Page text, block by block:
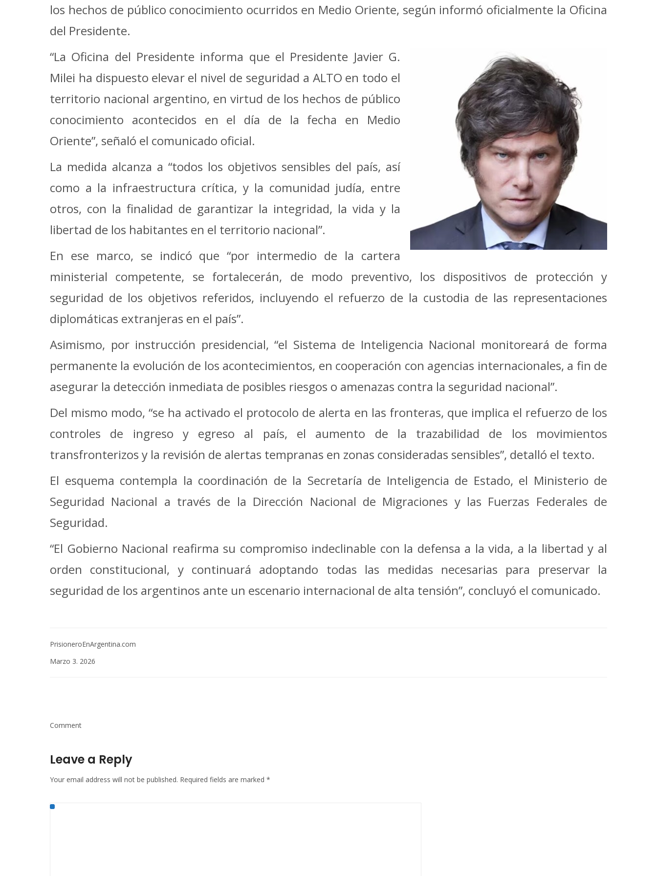
los hechos de público conocimiento ocurridos en Medio Oriente, según informó oficialmente la Oficina
del Presidente.
“La Oficina del Presidente informa que el Presidente Javier G.
Milei ha dispuesto elevar el nivel de seguridad a ALTO en todo el
territorio nacional argentino, en virtud de los hechos de público
conocimiento acontecidos en el día de la fecha en Medio
Oriente”, señaló el comunicado oficial.
La medida alcanza a “todos los objetivos sensibles del país, así
como a la infraestructura crítica, y la comunidad judía, entre
otros, con la finalidad de garantizar la integridad, la vida y la
libertad de los habitantes en el territorio nacional”.
En ese marco, se indicó que “por intermedio de la cartera
ministerial competente, se fortalecerán, de modo preventivo, los dispositivos de protección y
seguridad de los objetivos referidos, incluyendo el refuerzo de la custodia de las representaciones
diplomáticas extranjeras en el país”.
Asimismo, por instrucción presidencial, “el Sistema de Inteligencia Nacional monitoreará de forma
permanente la evolución de los acontecimientos, en cooperación con agencias internacionales, a fin de
asegurar la detección inmediata de posibles riesgos o amenazas contra la seguridad nacional”.
Del mismo modo, “se ha activado el protocolo de alerta en las fronteras, que implica el refuerzo de los
controles de ingreso y egreso al país, el aumento de la trazabilidad de los movimientos
transfronterizos y la revisión de alertas tempranas en zonas consideradas sensibles”, detalló el texto.
El esquema contempla la coordinación de la Secretaría de Inteligencia de Estado, el Ministerio de
Seguridad Nacional a través de la Dirección Nacional de Migraciones y las Fuerzas Federales de
Seguridad.
“El Gobierno Nacional reafirma su compromiso indeclinable con la defensa a la vida, a la libertad y al
orden constitucional, y continuará adoptando todas las medidas necesarias para preservar la
seguridad de los argentinos ante un escenario internacional de alta tensión”, concluyó el comunicado.
PrisioneroEnArgentina.com
Marzo 3. 2026
Comment
Leave a Reply
Your email address will not be published. Required fields are marked *